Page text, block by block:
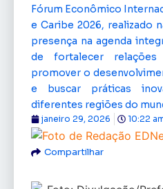
Fórum Econômico
e Caribe 2026, realizado
presença na agenda
de fortalecer
promover o
e buscar práticas
diferentes regiões do
janeiro 29, 2026 10:22
Compartilhar